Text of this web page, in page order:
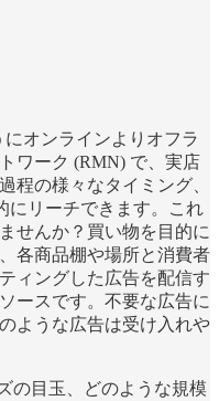
オンラインよりオフラ
ワーク (RMN) で、実店
程の様々なタイミング、
にリーチできます。これ
せんか？買い物を目的に
各商品棚や場所と消費者
ィングした広告を配信す
ースです。不要な広告に
ような広告は受け入れや
の目玉、どのような規模